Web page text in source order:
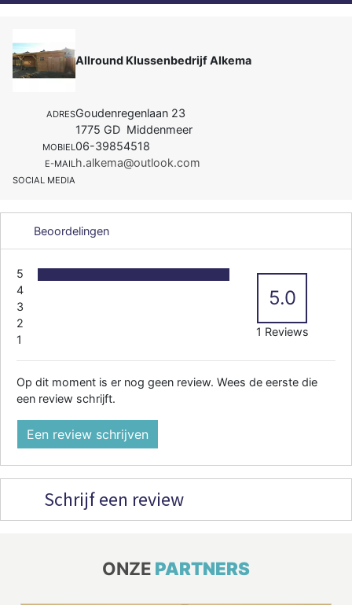
Allround Klussenbedrijf Alkema
ADRESGoudenregenlaan 23
1775 GD Middenmeer
MOBIEL06-39854518
E-MAILh.alkema@outlook.com
SOCIAL MEDIA
Beoordelingen
5
4
3
2
1
5.0
1 Reviews
Op dit moment is er nog geen review. Wees de eerste die
een review schrijft.
Een review schrijven
Schrijf een review
ONZE PARTNERS